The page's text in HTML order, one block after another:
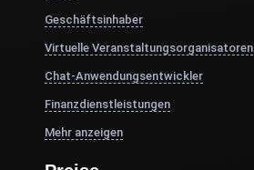
Geschäftsinhaber
Virtuelle Veranstaltungsorganisatoren
Chat-Anwendungsentwickler
Finanzdienstleistungen
Mehr anzeigen